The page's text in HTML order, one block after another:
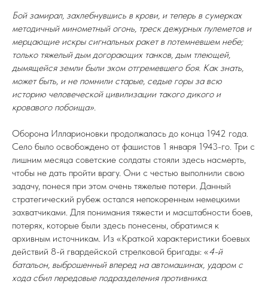
Бой замирал, захлебнувшись в крови, и теперь в сумерках
методичный минометный огонь, треск дежурных пулеметов и
мерцающие искры сигнальных ракет в потемневшем небе;
только тяжелый дым догорающих танков, дым тлеющей,
дымящейся земли были эхом отгремевшего боя. Как знать,
может быть, и не помнили старые, седые горы за всю
историю человеческой цивилизации такого дикого и
кровавого побоища».
Оборона Илларионовки продолжалась до конца 1942 года.
Село было освобождено от фашистов 1 января 1943-го. Три с
лишним месяца советские солдаты стояли здесь насмерть,
чтобы не дать пройти врагу. Они с честью выполнили свою
задачу, понеся при этом очень тяжелые потери. Данный
стратегический рубеж остался непокоренным немецкими
захватчиками. Для понимания тяжести и масштабности боев,
потерях, которые были здесь понесены, обратимся к
архивным источникам. Из «Краткой характеристики боевых
действий 8-й гвардейской стрелковой бригады: «4-й
батальон, выброшенный вперед на автомашинах, ударом с
хода сбил передовые подразделения противника.